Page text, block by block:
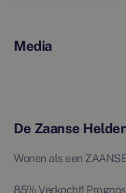
Media
De Zaanse
Wonen als een
85% Verkocht!